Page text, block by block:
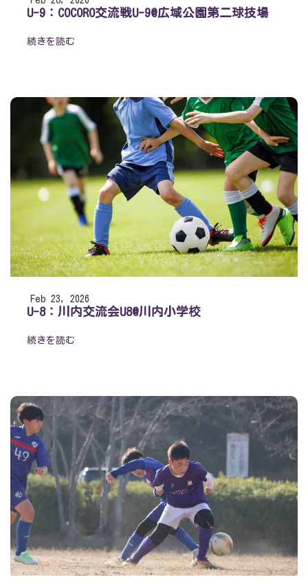
U-9：COCORO交流戦U-9@広域公園第二球技場
続きを読む
Feb 23, 2026
U-8：川内交流会U8@川内小学校
続きを読む